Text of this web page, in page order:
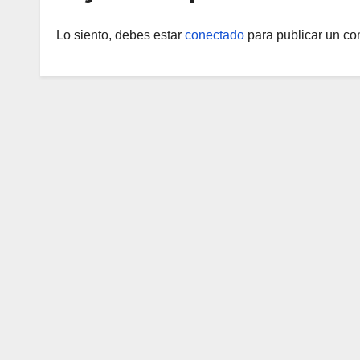
Lo siento, debes estar conectado para publicar un